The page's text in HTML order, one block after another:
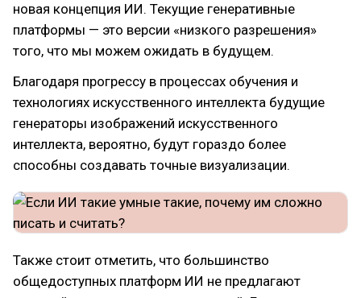
новая концепция ИИ. Текущие генеративные
платформы — это версии «низкого разрешения»
того, что мы можем ожидать в будущем.
Благодаря прогрессу в процессах обучения и
технологиях искусственного интеллекта будущие
генераторы изображений искусственного
интеллекта, вероятно, будут гораздо более
способны создавать точные визуализации.
Также стоит отметить, что большинство
общедоступных платформ ИИ не предлагают